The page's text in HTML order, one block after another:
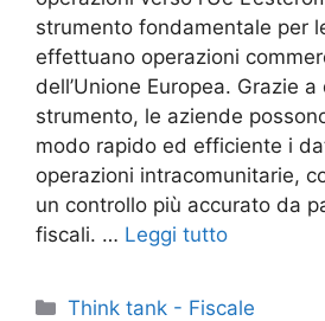
strumento fondamentale per
effettuano operazioni
dell’Unione Europea. Grazie
strumento, le aziende
modo rapido ed efficiente i
operazioni intracomunitarie,
un controllo più accurato da
fiscali. … Leggi tutto
Categorie
Think tank - Fiscale